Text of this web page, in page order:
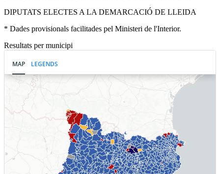
DIPUTATS ELECTES A LA DEMARCACIÓ DE LLEIDA
* Dades provisionals facilitades pel Ministeri de l'Interior.
Resultats per municipi